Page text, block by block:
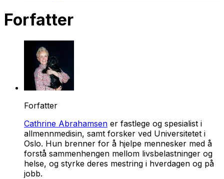
Forfatter
Forfatter
Cathrine Abrahamsen er fastlege og spesialist i
allmennmedisin, samt forsker ved Universitetet i
Oslo. Hun brenner for å hjelpe mennesker med å
forstå sammenhengen mellom livsbelastninger og
helse, og styrke deres mestring i hverdagen og på
jobb.